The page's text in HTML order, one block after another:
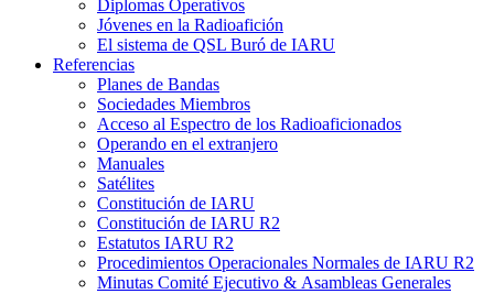
Diplomas Operativos
Jóvenes en la Radioafición
El sistema de QSL Buró de IARU
Referencias
Planes de Bandas
Sociedades Miembros
Acceso al Espectro de los Radioaficionados
Operando en el extranjero
Manuales
Satélites
Constitución de IARU
Constitución de IARU R2
Estatutos IARU R2
Procedimientos Operacionales Normales de IARU R2
Minutas Comité Ejecutivo & Asambleas Generales